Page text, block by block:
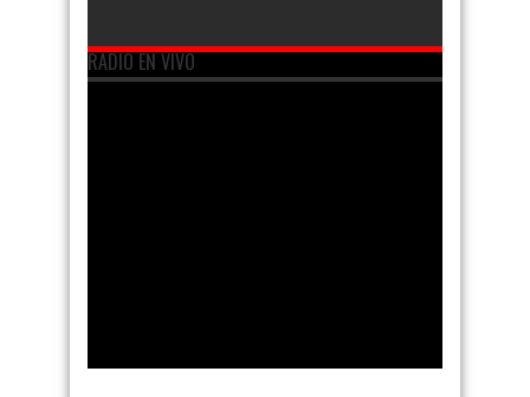
RADIO EN VIVO